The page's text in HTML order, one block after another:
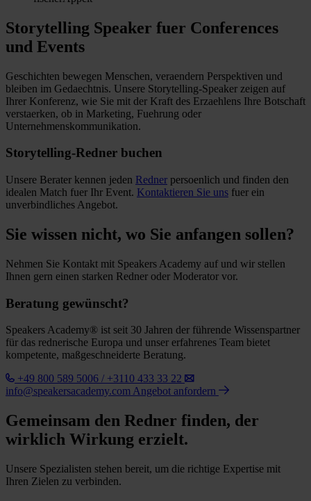
Storytelling Speaker fuer Conferences
und Events
Geschichten bewegen Menschen, veraendern Perspektiven und
bleiben im Gedaechtnis. Unsere Storytelling-Speaker zeigen auf
Ihrer Konferenz, wie Sie mit der Kraft des Erzaehlens Ihre Botschaft
verstaerken, ob in Marketing, Fuehrung oder
Unternehmenskommunikation.
Storytelling-Redner buchen
Unsere Berater kennen jeden Redner persoenlich und finden den
idealen Match fuer Ihr Event. Kontaktieren Sie uns fuer ein
unverbindliches Angebot.
Sie wissen nicht, wo Sie anfangen sollen?
Nehmen Sie Kontakt mit Speakers Academy auf und wir stellen
Ihnen gern einen starken Redner oder Moderator vor.
Beratung gewünscht?
Speakers Academy® ist seit 30 Jahren der führende Wissenspartner
für das rednerische Europa und unser erfahrenes Team bietet
kompetente, maßgeschneiderte Beratung.
+49 800 589 5006 / +3110 433 33 22
info@speakersacademy.com Angebot anfordern
Gemeinsam den Redner finden, der
wirklich Wirkung erzielt.
Unsere Spezialisten stehen bereit, um die richtige Expertise mit
Ihren Zielen zu verbinden.